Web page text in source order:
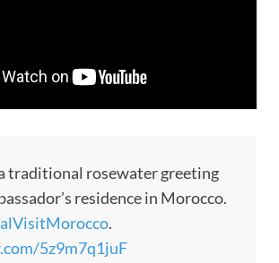
traditional rosewater greeting
residence in Morocco.
.
5z9m7q1juF